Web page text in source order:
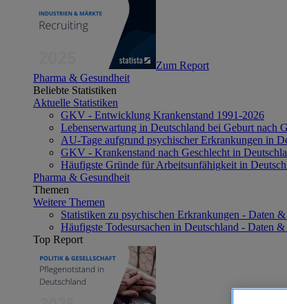
Zum Report
Pharma & Gesundheit
Beliebte Statistiken
Aktuelle Statistiken
GKV - Entwicklung Krankenstand 1991-2026
Lebenserwartung in Deutschland bei Geburt nach
AU-Tage aufgrund psychischer Erkrankungen in
GKV - Krankenstand nach Geschlecht in
Häufigste Gründe für Arbeitsunfähigkeit in
Pharma & Gesundheit
Themen
Weitere Themen
Statistiken zu psychischen Erkrankungen - Daten
Häufigste Todesursachen in Deutschland - Daten &
Top Report